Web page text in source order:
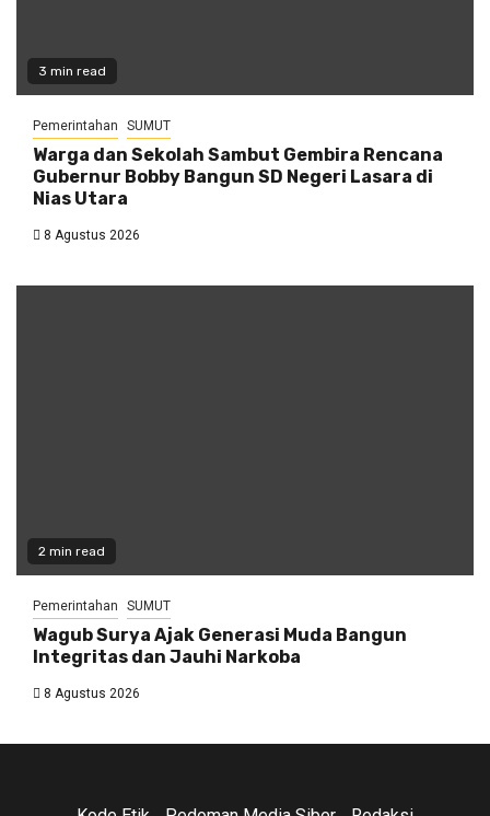
3 min read
Pemerintahan SUMUT
Warga dan Sekolah Sambut Gembira Rencana
Gubernur Bobby Bangun SD Negeri Lasara di
Nias Utara
8 Agustus 2026
2 min read
Pemerintahan SUMUT
Wagub Surya Ajak Generasi Muda Bangun
Integritas dan Jauhi Narkoba
8 Agustus 2026